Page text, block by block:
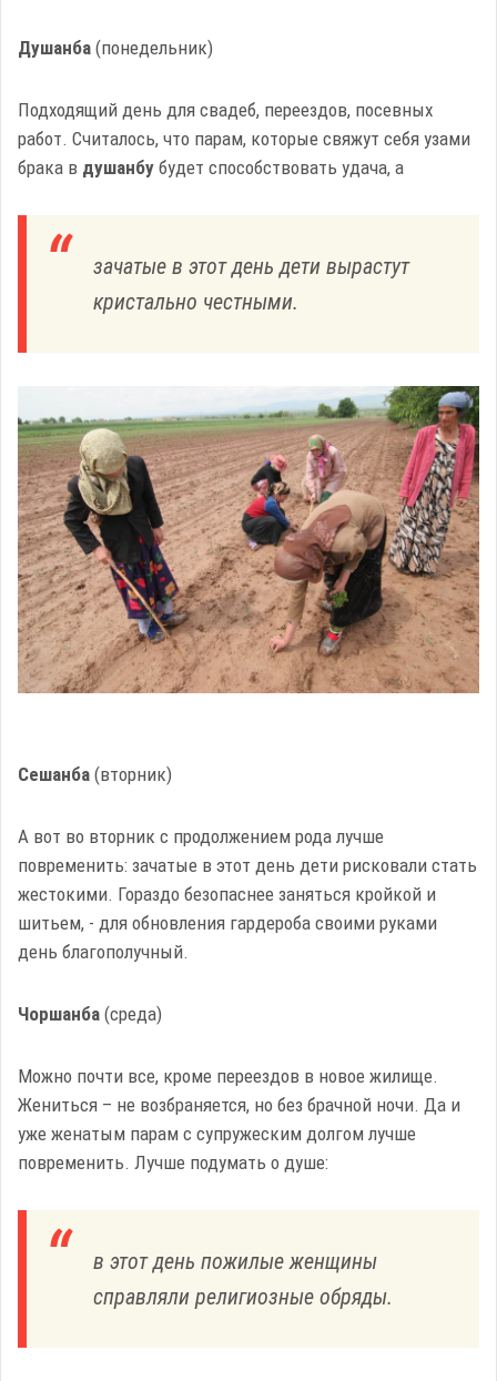
Душанба (понедельник)
Подходящий день для свадеб, переездов, посевных
работ. Считалось, что парам, которые свяжут себя узами
брака в душанбу будет способствовать удача, а
зачатые в этот день дети вырастут
кристально честными.
Сешанба (вторник)
А вот во вторник с продолжением рода лучше
повременить: зачатые в этот день дети рисковали стать
жестокими. Гораздо безопаснее заняться кройкой и
шитьем, - для обновления гардероба своими руками
день благополучный.
Чоршанба (среда)
Можно почти все, кроме переездов в новое жилище.
Жениться – не возбраняется, но без брачной ночи. Да и
уже женатым парам с супружеским долгом лучше
повременить. Лучше подумать о душе:
в этот день пожилые женщины
справляли религиозные обряды.